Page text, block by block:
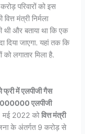
परिवारों को इस
मंत्री निर्मला
थी और बताया था कि एक
दिया जाएगा. यहां तक कि
लगातार मिला है.
फ्री में एलपीजी गैस
एलपीजी
मई 2022 कोवित्त मंत्री
के अंतर्गत 9 करोड़ से